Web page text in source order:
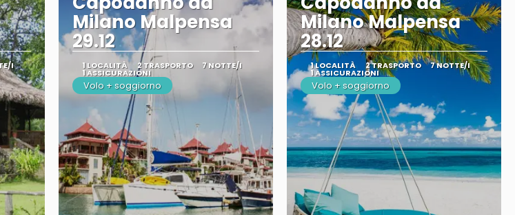
I
Milano Malpensa
29.12
1 LOCALITÀ 2 TRASPORTO 7 NOTTE/I
1 ASSICURAZIONI
Volo + soggiorno
Milano Malpensa
28.12
1 LOCALITÀ 2 TRASPORTO 7 NOTTE/I
1 ASSICURAZIONI
Volo + soggiorno